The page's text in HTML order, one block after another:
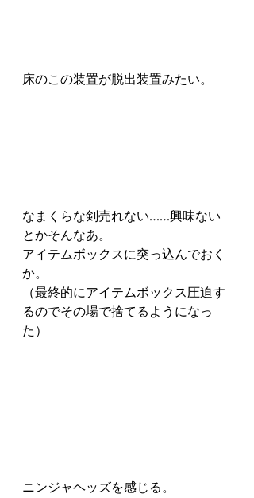
床のこの装置が脱出装置みたい。
なまくらな剣売れない……興味ない
とかそんなあ。
アイテムボックスに突っ込んでおく
か。
（最終的にアイテムボックス圧迫す
るのでその場で捨てるようになっ
た）
ニンジャヘッズを感じる。